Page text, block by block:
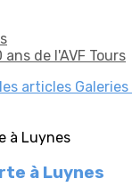
de l'AVF Tours
articles
à Luynes